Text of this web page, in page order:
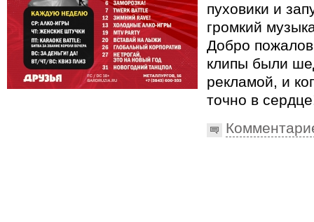
пуховики и
громкий
Добро
клипы были
рекламой, и
точно в